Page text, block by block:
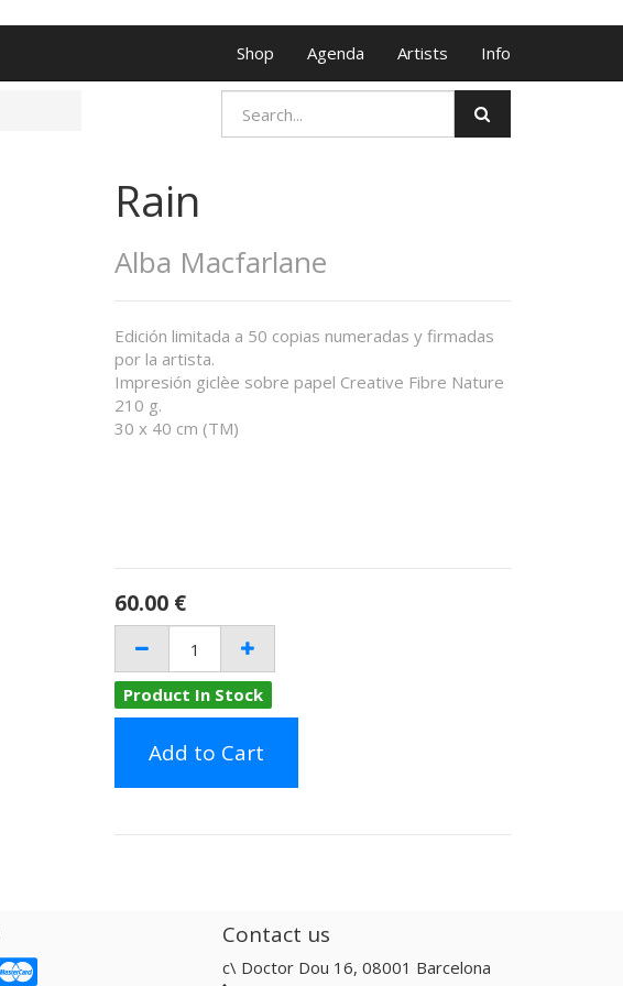
Shop Agenda Artists Info
Rain
Alba Macfarlane
Edición limitada a 50 copias numeradas y firmadas
por la artista.
Impresión giclèe sobre papel Creative Fibre Nature
210 g.
30 x 40 cm (TM)
60.00 €
Product In Stock
Add to Cart
Contact us
c\ Doctor Dou 16, 08001 Barcelona